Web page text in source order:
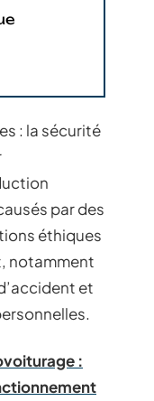
: la sécurité
par des
éthiques
notamment
et
: